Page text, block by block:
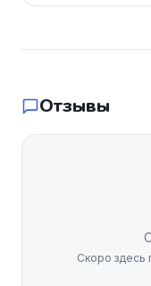
Отзывы
Скоро здесь